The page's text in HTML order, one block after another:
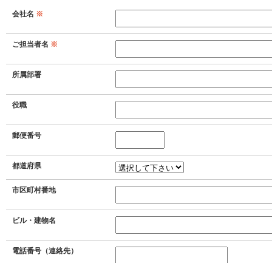
取得した個人情報は法令等による場合を除い
（４）個人情報の取扱いの委託について
取得した個人情報の取扱いの全部又は一部を
（５）個人情報を与えなかった場合に生じる
個人情報を与えることは任意です。個人情報
いただけない場合は、お問い合わせ内容に回
す。
（６）開示対象個人情報の開示等及び問合せ
ご本人からの求めにより、当社が保有する開
示、利用目的の通知、内容の訂正・追加又は
三者提供の停止(以下、開示等という)に応じ
会社名 ※
ご担当者名 ※
所属部署
役職
郵便番号
都道府県
市区町村番地
ビル・建物名
電話番号（連絡先）